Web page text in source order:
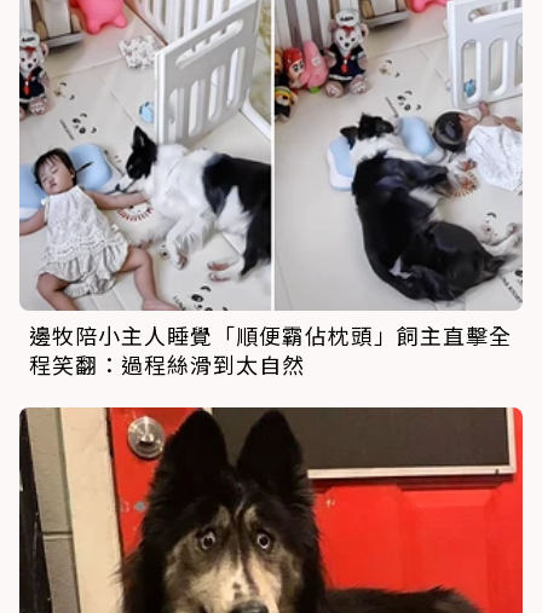
邊牧陪小主人睡覺「順便霸佔枕頭」飼主直擊全
程笑翻：過程絲滑到太自然